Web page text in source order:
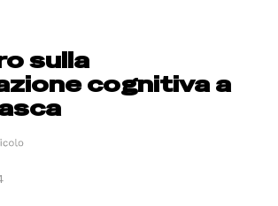
sulla
cognitiva a